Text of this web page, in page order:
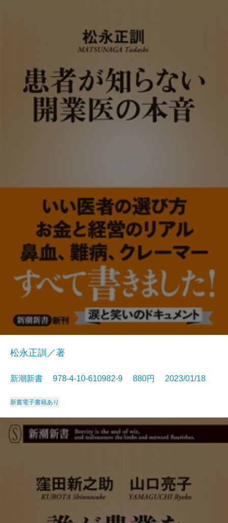
松永正訓／著
新潮新書 978-4-10-610982-9 880円 2023/01/18
新書電子書籍あり